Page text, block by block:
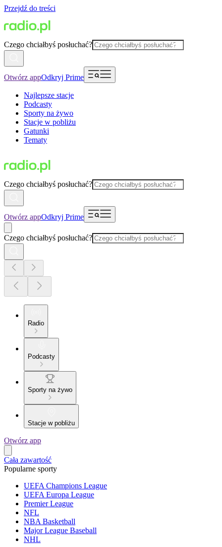
Przejdź do treści
Czego chciałbyś posłuchać?
Otwórz appOdkryj Prime
Najlepsze stacje
Podcasty
Sporty na żywo
Stacje w pobliżu
Gatunki
Tematy
Czego chciałbyś posłuchać?
Otwórz appOdkryj Prime
Czego chciałbyś posłuchać?
Radio
Podcasty
Sporty na żywo
Stacje w pobliżu
Otwórz app
Cała zawartość
Popularne sporty
UEFA Champions League
UEFA Europa League
Premier League
NFL
NBA Basketball
Major League Baseball
NHL